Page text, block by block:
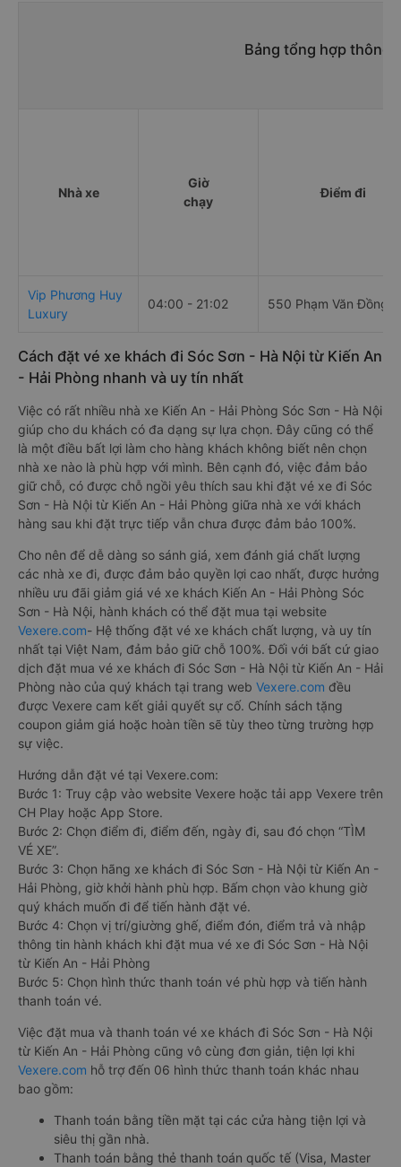
Bảng tổng hợp thông
Nhà xe
Giờ
chạy
Điểm đi
Vip Phương Huy
Luxury
04:00 - 21:02 550 Phạm Văn Đồng
Cách đặt vé xe khách đi Sóc Sơn - Hà Nội từ Kiến An
- Hải Phòng nhanh và uy tín nhất
Việc có rất nhiều nhà xe Kiến An - Hải Phòng Sóc Sơn - Hà Nội
giúp cho du khách có đa dạng sự lựa chọn. Đây cũng có thể
là một điều bất lợi làm cho hàng khách không biết nên chọn
nhà xe nào là phù hợp với mình. Bên cạnh đó, việc đảm bảo
giữ chỗ, có được chỗ ngồi yêu thích sau khi đặt vé xe đi Sóc
Sơn - Hà Nội từ Kiến An - Hải Phòng giữa nhà xe với khách
hàng sau khi đặt trực tiếp vẫn chưa được đảm bảo 100%.
Cho nên để dễ dàng so sánh giá, xem đánh giá chất lượng
các nhà xe đi, được đảm bảo quyền lợi cao nhất, được hưởng
nhiều ưu đãi giảm giá vé xe khách Kiến An - Hải Phòng Sóc
Sơn - Hà Nội, hành khách có thể đặt mua tại website
Vexere.com- Hệ thống đặt vé xe khách chất lượng, và uy tín
nhất tại Việt Nam, đảm bảo giữ chỗ 100%. Đối với bất cứ giao
dịch đặt mua vé xe khách đi Sóc Sơn - Hà Nội từ Kiến An - Hải
Phòng nào của quý khách tại trang web Vexere.com đều
được Vexere cam kết giải quyết sự cố. Chính sách tặng
coupon giảm giá hoặc hoàn tiền sẽ tùy theo từng trường hợp
sự việc.
Hướng dẫn đặt vé tại Vexere.com:
Bước 1: Truy cập vào website Vexere hoặc tải app Vexere trên
CH Play hoặc App Store.
Bước 2: Chọn điểm đi, điểm đến, ngày đi, sau đó chọn “TÌM
VÉ XE”.
Bước 3: Chọn hãng xe khách đi Sóc Sơn - Hà Nội từ Kiến An -
Hải Phòng, giờ khởi hành phù hợp. Bấm chọn vào khung giờ
quý khách muốn đi để tiến hành đặt vé.
Bước 4: Chọn vị trí/giường ghế, điểm đón, điểm trả và nhập
thông tin hành khách khi đặt mua vé xe đi Sóc Sơn - Hà Nội
từ Kiến An - Hải Phòng
Bước 5: Chọn hình thức thanh toán vé phù hợp và tiến hành
thanh toán vé.
Việc đặt mua và thanh toán vé xe khách đi Sóc Sơn - Hà Nội
từ Kiến An - Hải Phòng cũng vô cùng đơn giản, tiện lợi khi
Vexere.com hỗ trợ đến 06 hình thức thanh toán khác nhau
bao gồm:
Thanh toán bằng tiền mặt tại các cửa hàng tiện lợi và
siêu thị gần nhà.
Thanh toán bằng thẻ thanh toán quốc tế (Visa, Master